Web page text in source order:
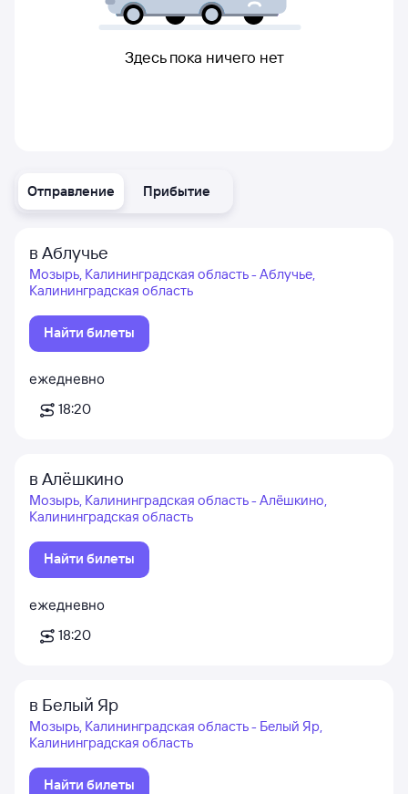
Отправление Прибытие
в Аблучье
Мозырь, Калининградская область - Аблучье,
Калининградская область
Найти билеты
ежедневно
18:20
в Алёшкино
Мозырь, Калининградская область - Алёшкино,
Калининградская область
Найти билеты
ежедневно
18:20
в Белый Яр
Мозырь, Калининградская область - Белый Яр,
Калининградская область
Найти билеты
Здесь пока ничего нет